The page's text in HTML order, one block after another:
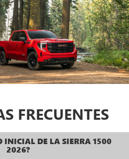
FRECUENTES
INICIAL DE LA SIERRA 1500
2026?